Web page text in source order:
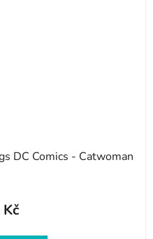
DC Comics - Catwoman